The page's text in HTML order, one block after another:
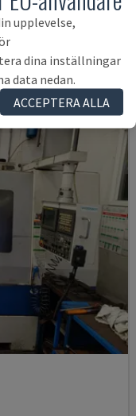
1 590 390 SEK
upplevelse,
dina inställningar
data nedan.
ACCEPTERA ALLA